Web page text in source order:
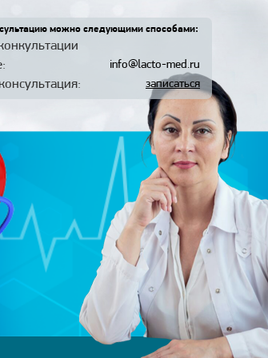
можно следующими способами:
info@lacto-med.ru
записаться